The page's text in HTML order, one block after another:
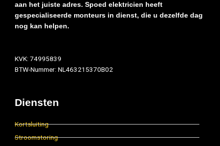
aan het juiste adres. Spoed elektricien heeft
gespecialiseerde monteurs in dienst, die u dezelfde dag
nog kan helpen.
KVK: 74995839
BTW-Nummer: NL463215370B02
Diensten
Kortsluiting
Stroomstoring